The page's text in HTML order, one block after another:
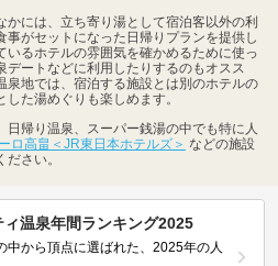
には、立ち寄り湯として宿泊客以外の利
事がセットになった日帰りプランを提供し
るホテルの雰囲気を確かめるために使っ
ートなどに利用したりするのもオスス
泉地では、宿泊する施設とは別のホテルの
た湯めぐりも楽しめます。
帰り温泉、スーパー銭湯の中でも特に人
ロ高畠＜JR東日本ホテルズ＞ などの施設
さい。
温泉年間ランキング2025
中から頂点に選ばれた、2025年の人